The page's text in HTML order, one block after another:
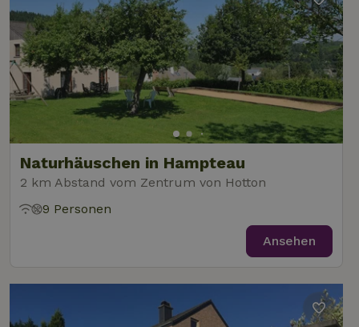
Naturhäuschen in Hampteau
2 km Abstand vom Zentrum von Hotton
9 Personen
Ansehen